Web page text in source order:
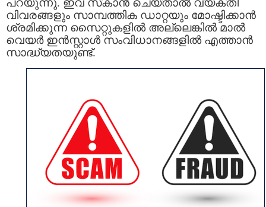
വിവരങ്ങളും സാമ്പത്തിക ഡാറ്റയും മോഷ്ടിക്കാൻ
ശ്രമിക്കുന്ന സൈറ്റുകളിൽ അല്ലെങ്കിൽ മാൽ
വെയർ ഇൻസ്റ്റാൾ സംവിധാനങ്ങളിൽ എത്താൻ
സാദ്ധ്യതയുണ്ട്.